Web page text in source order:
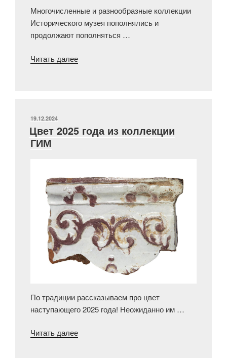
Многочисленные и разнообразные коллекции
Исторического музея пополнялись и
продолжают пополняться …
Читать далее«Памяти
ОПУБЛИКОВАНО
19.12.2024
Цвет 2025 года из коллекции
ГИМ
По традиции рассказываем про цвет
наступающего 2025 года! Неожиданно им …
Читать далее«Цвет